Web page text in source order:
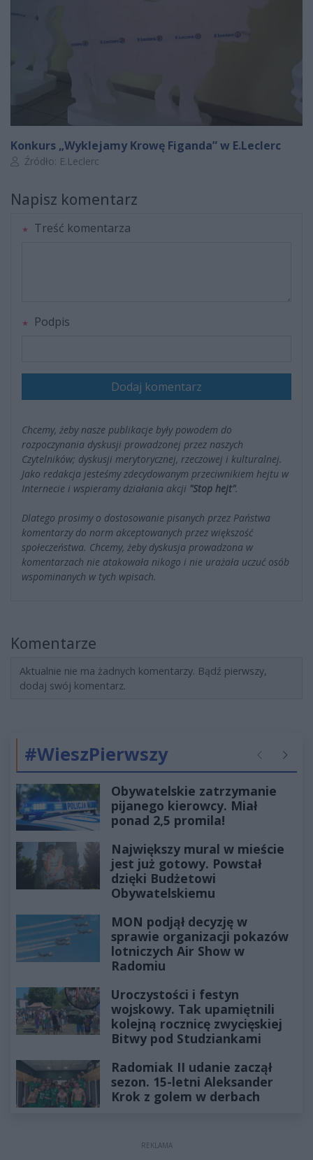
Konkurs „Wyklejamy Krowę Figanda” w E.Leclerc
Autor artykułu:
Źródło: E.Leclerc
Napisz komentarz
Treść komentarza
Podpis
Dodaj komentarz
Chcemy, żeby nasze publikacje były powodem do
rozpoczynania dyskusji prowadzonej przez naszych
Czytelników; dyskusji merytorycznej, rzeczowej i kulturalnej.
Jako redakcja jesteśmy zdecydowanym przeciwnikiem hejtu w
Internecie i wspieramy działania akcji "Stop hejt".
Dlatego prosimy o dostosowanie pisanych przez Państwa
komentarzy do norm akceptowanych przez większość
społeczeństwa. Chcemy, żeby dyskusja prowadzona w
komentarzach nie atakowała nikogo i nie urażała uczuć osób
wspominanych w tych wpisach.
Komentarze
Aktualnie nie ma żadnych komentarzy. Bądź pierwszy,
dodaj swój komentarz.
#WieszPierwszy Poprzednie
Obywatelskie zatrzymanie
pijanego kierowcy. Miał
ponad 2,5 promila!
Największy mural w mieście
jest już gotowy. Powstał
dzięki Budżetowi
Obywatelskiemu
MON podjął decyzję w
sprawie organizacji pokazów
lotniczych Air Show w
Radomiu
Uroczystości i festyn
wojskowy. Tak upamiętnili
kolejną rocznicę zwycięskiej
Bitwy pod Studziankami
Radomiak II udanie zaczął
sezon. 15-letni Aleksander
Krok z golem w derbach
REKLAMA